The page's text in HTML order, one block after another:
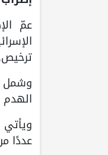
عمّ
وشمل
الهدم
عددًا